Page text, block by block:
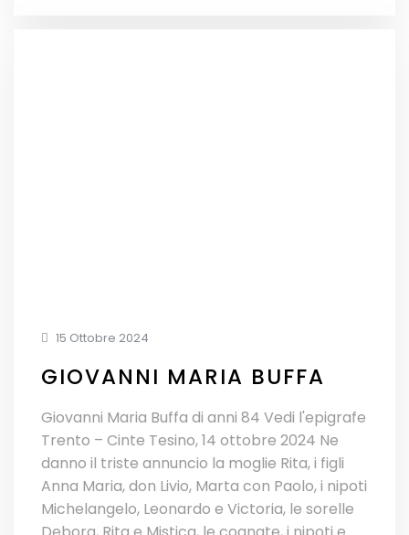
15 Ottobre 2024
GIOVANNI MARIA BUFFA
Giovanni Maria Buffa di anni 84 Vedi l'epigrafe
Trento – Cinte Tesino, 14 ottobre 2024 Ne
danno il triste annuncio la moglie Rita, i figli
Anna Maria, don Livio, Marta con Paolo, i nipoti
Michelangelo, Leonardo e Victoria, le sorelle